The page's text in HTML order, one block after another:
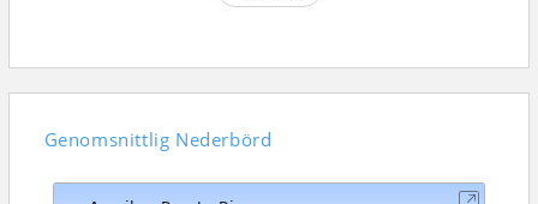
Genomsnittlig Nederbörd